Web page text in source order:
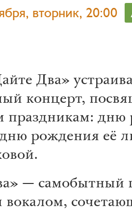
вторник, 20:00
Два»
концерт,
праздникам:
рождения её
— самобытный
вокалом,